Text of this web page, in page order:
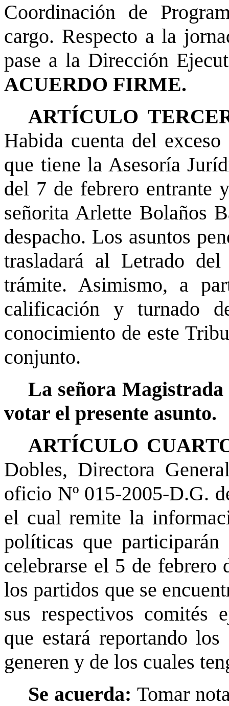
Coordinación de
cargo. Respecto a la
pase a la Dirección
ACUERDO FIRME.
ARTÍCULO
Habida cuenta del
que tiene la Asesoría
del 7 de febrero entrante
señorita Arlette Bolaños
despacho. Los asuntos
trasladará al Letrado
trámite. Asimismo, a
calificación y turnado
conocimiento de este
conjunto.
La señora
votar el presente asunto.
ARTÍCULO
Dobles, Directora
oficio Nº 015-2005-D.G.
el cual remite la
políticas que
celebrarse el 5 de
los partidos que se
sus respectivos comités
que estará reportando
generen y de los cuales
Se acuerda:Tomar